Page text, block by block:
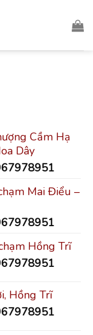
Cầm Hạ
Dây
Mai Điểu –
Hồng Trĩ
Hồng Trĩ